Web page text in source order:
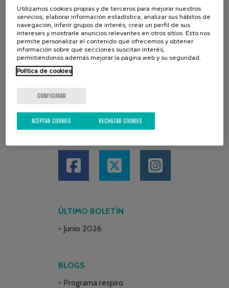
ÚLTIMO BOLETÍN
Junio 2026
BLOGS
Programa respiro
Utilizamos cookies propias y de terceros para mejorar nuestros
servicios, elaborar información estadística, analizar sus hábitos de
navegación, inferir grupos de interés, crear un perfil de sus
intereses y mostrarle anuncios relevantes en otros sitios. Esto nos
permite personalizar el contenido que ofrecemos y obtener
información sobre qué secciones suscitan interés,
permitiéndonos además mejorar la página web y su seguridad.
Política de cookies
CONFIGURAR
RECHAZAR COOKIES
ACEPTAR COOKIES